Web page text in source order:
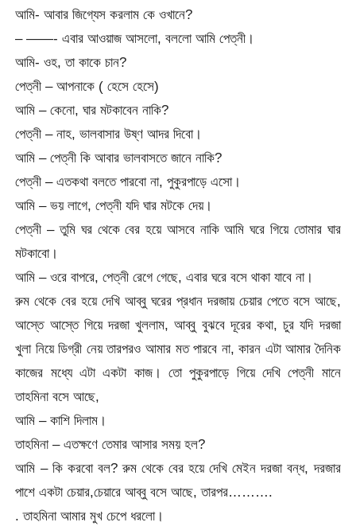
আমি- আবার জিগ্যেস করলাম কে ওখানে?
– ——- এবার আওয়াজ আসলো, বললো আমি পেত্নী।
আমি- ওহ, তা কাকে চান?
পেত্নী – আপনাকে ( হেসে হেসে)
আমি – কেনো, ঘার মটকাবেন নাকি?
পেত্নী – নাহ, ভালবাসার উষ্ণ আদর দিবো।
আমি – পেত্নী কি আবার ভালবাসতে জানে নাকি?
পেত্নী – এতকথা বলতে পারবো না, পুকুরপাড়ে এসো।
আমি – ভয় লাগে, পেত্নী যদি ঘার মটকে দেয়।
পেত্নী – তুমি ঘর থেকে বের হয়ে আসবে নাকি আমি ঘরে গিয়ে তোমার ঘার
মটকাবো।
আমি – ওরে বাপরে, পেত্নী রেগে গেছে, এবার ঘরে বসে থাকা যাবে না।
রুম থেকে বের হয়ে দেখি আব্বু ঘরের প্রধান দরজায় চেয়ার পেতে বসে আছে,
আস্তে আস্তে গিয়ে দরজা খুললাম, আব্বু বুঝবে দূরের কথা, চুর যদি দরজা
খুলা নিয়ে ডিগ্রী নেয় তারপরও আমার মত পারবে না, কারন এটা আমার দৈনিক
কাজের মধ্যে এটা একটা কাজ। তো পুকুরপাড়ে গিয়ে দেখি পেত্নী মানে
তাহমিনা বসে আছে,
আমি – কাশি দিলাম।
তাহমিনা – এতক্ষণে তেমার আসার সময় হল?
আমি – কি করবো বল? রুম থেকে বের হয়ে দেখি মেইন দরজা বন্ধ, দরজার
পাশে একটা চেয়ার,চেয়ারে আব্বু বসে আছে, তারপর……….
. তাহমিনা আমার মুখ চেপে ধরলো।